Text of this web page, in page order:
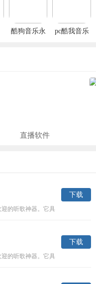
酷狗音乐永
pc酷我音乐
直播软件
的听歌神器。它具
下载
的听歌神器。它具
下载